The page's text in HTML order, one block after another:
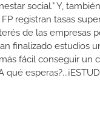
social." Y,
registran tasas
de las empresas
finalizado estudios
fácil conseguir un